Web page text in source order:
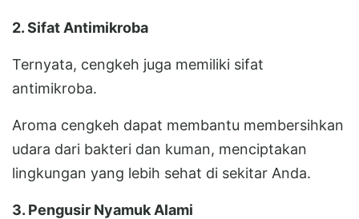
2. Sifat Antimikroba
Ternyata, cengkeh juga memiliki sifat
antimikroba.
Aroma cengkeh dapat membantu membersihkan
udara dari bakteri dan kuman, menciptakan
lingkungan yang lebih sehat di sekitar Anda.
3. Pengusir Nyamuk Alami